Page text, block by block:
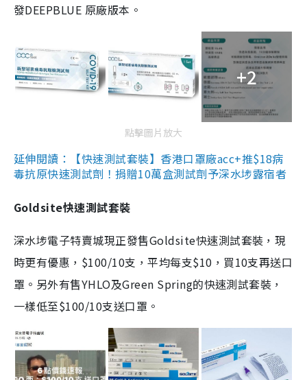
發DEEPBLUE 原廠版本。
+2
點擊圖片放大
延伸閱讀：【快速測試套裝】香港口罩廠acc+推$18病
毒抗原快速測試劑！捐贈10萬盒測試劑予深水埗露宿者
Goldsite快速測試套裝
深水埗電子特賣城現正發售Goldsite快速測試套裝，現
時更有優惠，$100/10支，平均每支$10，買10支再送口
罩。另外有售YHLO及Green Spring的快速測試套裝，
一樣低至$100/10支送口罩。